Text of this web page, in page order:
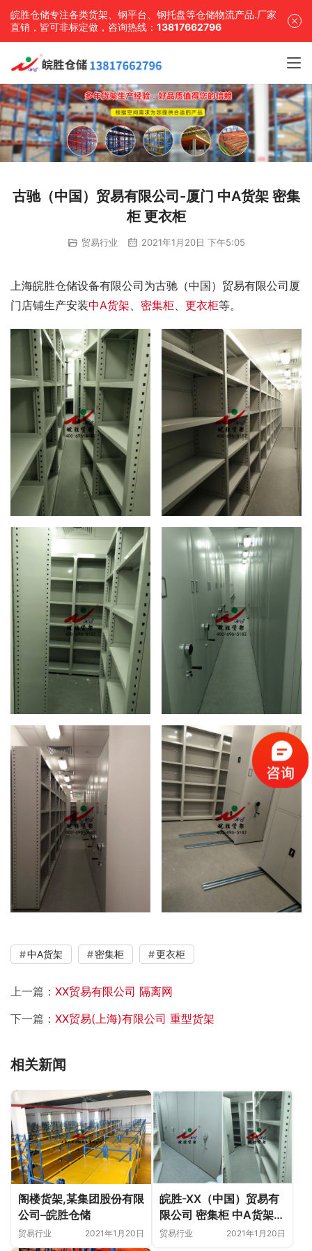
皖胜仓储专注各类货架、钢平台、钢托盘等仓储物流产品.厂家
直销，皆可非标定做，咨询热线： 13817662796
古驰（中国）贸易有限公司-厦门 中A货架 密集
柜 更衣柜
贸易行业 2021年1月20日 下午5:05
上海皖胜仓储设备有限公司为古驰（中国）贸易有限公司厦
门店铺生产安装中A货架、 密集柜、 更衣柜等。
中A货架 密集柜 更衣柜
上一篇： XX贸易有限公司 隔离网
下一篇： XX贸易(上海)有限公司 重型货架
相关新闻
阁楼货架,某集团股份有限
公司–皖胜仓储
贸易行业 2021年1月20日
皖胜-XX（中国）贸易有
限公司 密集柜 中A货架
更衣柜
贸易行业 2021年1月20日